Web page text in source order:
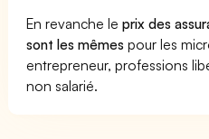
En revanche leprix des
sont les mêmes pour les
entrepreneur, professions
non salarié.